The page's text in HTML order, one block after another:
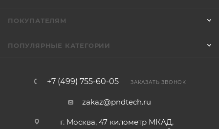
ПОКУПАТЕЛЯМ
ПОПУЛЯРНЫЕ КАТЕГОРИИ
+7 (499) 755-60-05 ЗАКАЗАТЬ ЗВОНОК
zakaz@pndtech.ru
г. Москва, 47 километр МКАД,